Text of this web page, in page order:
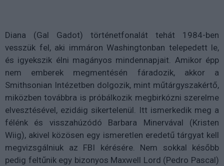
Diana (Gal Gadot) történetfonalát tehát 1984-ben
vesszük fel, aki immáron Washingtonban telepedett le,
és igyekszik élni magányos mindennapjait. Amikor épp
nem emberek megmentésén fáradozik, akkor a
Smithsonian Intézetben dolgozik, mint műtárgyszakértő,
miközben továbbra is próbálkozik megbirkózni szerelme
elvesztésével, ezidáig sikertelenül. Itt ismerkedik meg a
félénk és visszahúzódó Barbara Minervával (Kristen
Wiig), akivel közösen egy ismeretlen eredetű tárgyat kell
megvizsgálniuk az FBI kérésére. Nem sokkal később
pedig feltűnik egy bizonyos Maxwell Lord (Pedro Pascal)